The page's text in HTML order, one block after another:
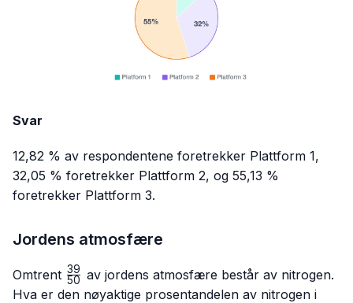
Svar
12,82 % av respondentene foretrekker Plattform 1,
32,05 % foretrekker Plattform 2, og 55,13 %
foretrekker Plattform 3.
Jordens atmosfære
Omtrent \frac{39}
{50}
50
39 av jordens atmosfære består av nitrogen.
Hva er den nøyaktige prosentandelen av nitrogen i